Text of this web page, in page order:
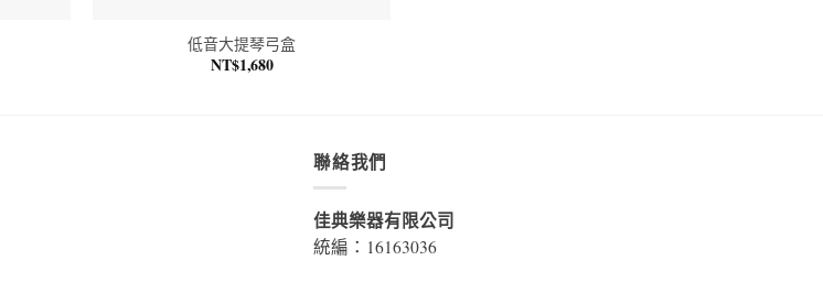
低音大提琴弓盒
NT$1,680
聯絡我們
佳典樂器有限公司
統編：16163036